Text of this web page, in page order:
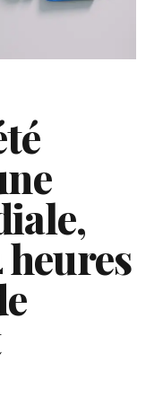
heures